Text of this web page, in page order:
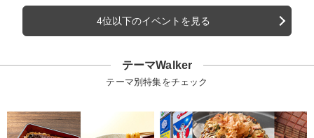
4位以下のイベントを見る
テーマWalker
テーマ別特集をチェック